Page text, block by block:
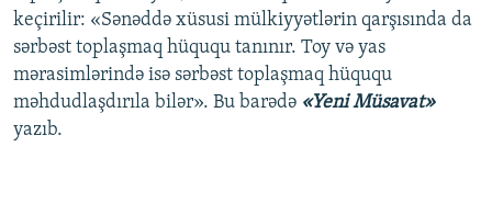
keçirilir: «Sənəddə xüsusi mülkiyyətlərin qarşısında da
sərbəst toplaşmaq hüququ tanınır. Toy və yas
mərasimlərində isə sərbəst toplaşmaq hüququ
məhdudlaşdırıla bilər». Bu barədə «Yeni Müsavat»
yazıb.